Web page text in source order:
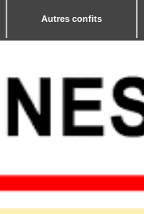
Autres confits